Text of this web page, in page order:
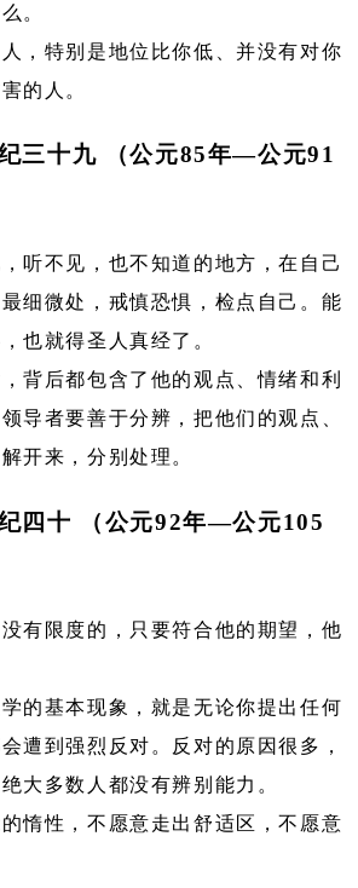
。
，特别是地位比你低、并没有对你
的人。
三十九 （公元85年—公元91
听不见，也不知道的地方，在自己
细微处，戒慎恐惧，检点自己。能
也就得圣人真经了。
背后都包含了他的观点、情绪和利
导者要善于分辨，把他们的观点、
开来，分别处理。
四十 （公元92年—公元105
有限度的，只要符合他的期望，他
的基本现象，就是无论你提出任何
遭到强烈反对。反对的原因很多，
大多数人都没有辨别能力。
惰性，不愿意走出舒适区，不愿意